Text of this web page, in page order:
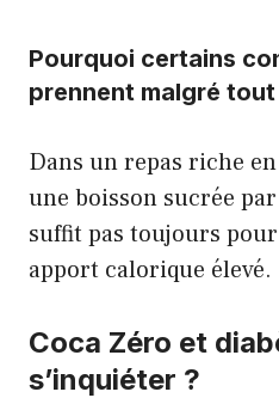
Pourquoi certains
prennent malgré
Dans un repas riche
une boisson sucrée
suffit pas toujours
apport calorique élevé.
Coca Zéro et
s’inquiéter ?